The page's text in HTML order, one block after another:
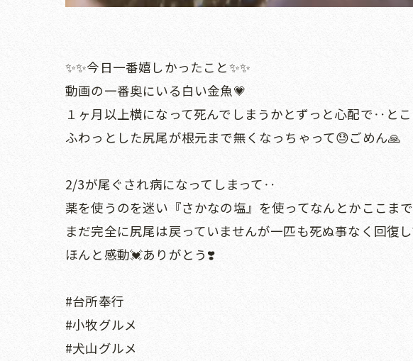
✨✨今日一番嬉しかったこと✨✨
動画の一番奥にいる白い金魚💗
１ヶ月以上横になって死んでしまうかとずっと心配で‥と
ふわっとした尻尾が根元まで無くなっちゃって😓ごめん🙏
2/3が尾ぐされ病になってしまって‥
薬を使うのを迷い『さかなの塩』を使ってなんとかここま
まだ完全に尻尾は戻っていませんが一匹も死ぬ事なく回復
ほんと感動💓ありがとう❣️
#台所奉行
#小牧グルメ
#犬山グルメ